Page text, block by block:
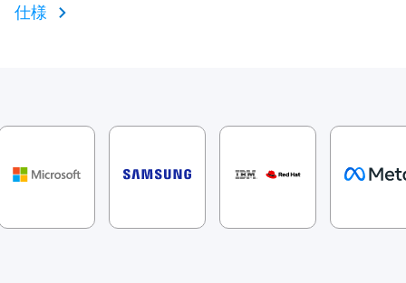
仕様